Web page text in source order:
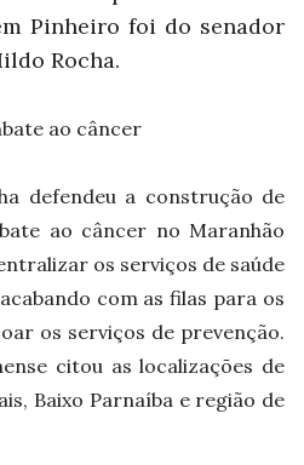
Pinheiro foi do senador
Rocha.
ao câncer
defendeu a construção de
ao câncer no Maranhão
os serviços de saúde
com as filas para os
os serviços de prevenção.
citou as localizações de
Baixo Parnaíba e região de